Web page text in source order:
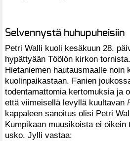
Selvennystä huhupuheisiin
Petri Walli kuoli kesäkuun 28.
hypättyään Töölön kirkon
Hietaniemen hautausmaalle noin
kuolinpaikastaan. Fanien
todentamattomia kertomuksia ja
että viimeisellä levyllä kuultavan
kappaleen sanoitus olisi Petri
Kumpikaan muusikoista ei oikein
usko. Jylli vastaa: